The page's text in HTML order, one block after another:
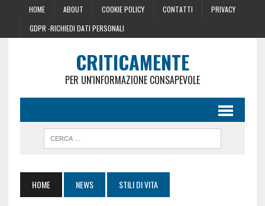
HOME ABOUT COOKIE POLICY CONTATTI
PRIVACY
GDPR -RICHIEDI DATI PERSONALI
CRITICAMENTE
PER UN'INFORMAZIONE CONSAPEVOLE
HOME NEWS STILI DI VITA